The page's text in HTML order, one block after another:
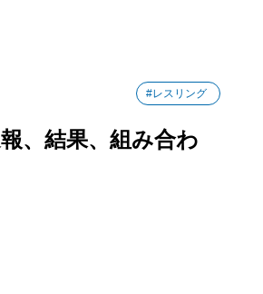
#レスリング
、結果、組み合わ